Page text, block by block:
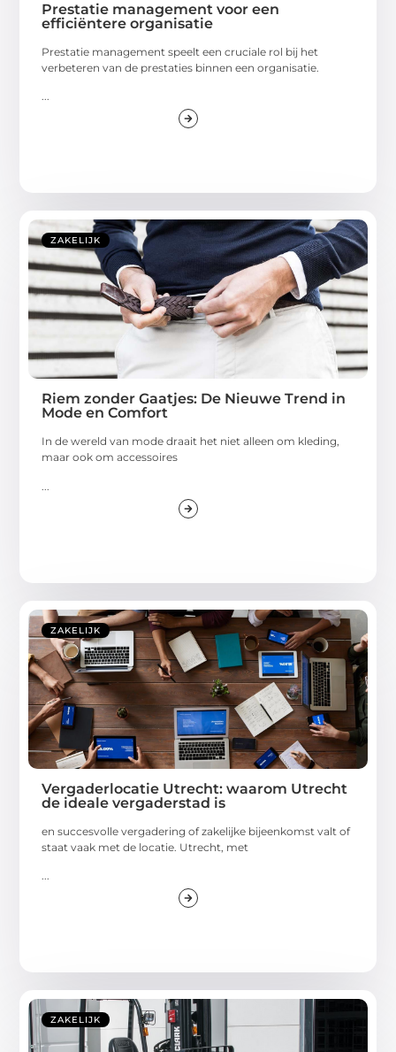
Prestatie management voor een
efficiëntere organisatie
Prestatie management speelt een cruciale rol bij het
verbeteren van de prestaties binnen een organisatie.
...
ZAKELIJK
Riem zonder Gaatjes: De Nieuwe Trend in
Mode en Comfort
In de wereld van mode draait het niet alleen om kleding,
maar ook om accessoires
ZAKELIJK
Vergaderlocatie Utrecht: waarom Utrecht
de ideale vergaderstad is
en succesvolle vergadering of zakelijke bijeenkomst valt of
staat vaak met de locatie. Utrecht, met
...
ZAKELIJK